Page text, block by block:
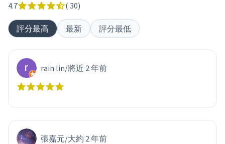
4.7 ( 30)
評分最高 最新 評分最低
rain lin/將近 2 年前
張嘉元/大約 2 年前